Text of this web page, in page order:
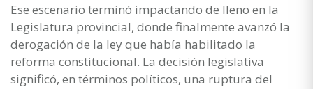
Ese escenario terminó impactando de lleno en la
Legislatura provincial, donde finalmente avanzó la
derogación de la ley que había habilitado la
reforma constitucional. La decisión legislativa
significó, en términos políticos, una ruptura del